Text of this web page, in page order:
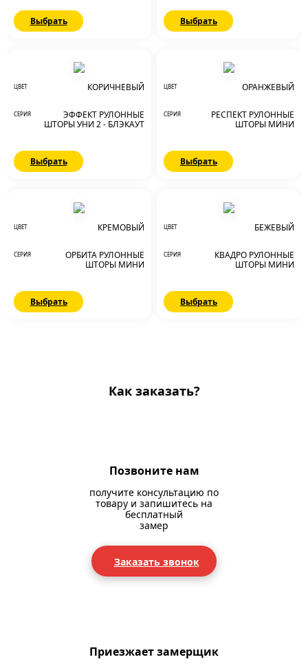
Выбрать Выбрать
ЦВЕТ КОРИЧНЕВЫЙ
СЕРИЯ
ЭФФЕКТ РУЛОННЫЕ
ШТОРЫ УНИ 2 - БЛЭКАУТ
Выбрать
ЦВЕТ ОРАНЖЕВЫЙ
СЕРИЯ
РЕСПЕКТ РУЛОННЫЕ
ШТОРЫ МИНИ
Выбрать
ЦВЕТ КРЕМОВЫЙ
СЕРИЯ
ОРБИТА РУЛОННЫЕ
ШТОРЫ МИНИ
Выбрать
ЦВЕТ БЕЖЕВЫЙ
СЕРИЯ
КВАДРО РУЛОННЫЕ
ШТОРЫ МИНИ
Выбрать
Как заказать?
Позвоните нам
получите консультацию по
товару и запишитесь на
бесплатный
замер
Заказать звонок
Приезжает замерщик